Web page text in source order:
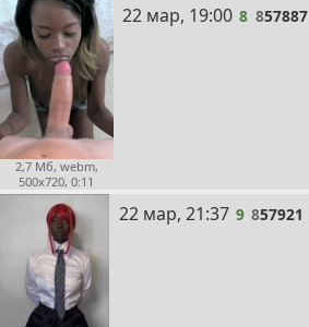
2,7 Мб, webm,
500x720, 0:11
8
22 мар, 19:00 8 857887
9
22 мар, 21:37 9 857921